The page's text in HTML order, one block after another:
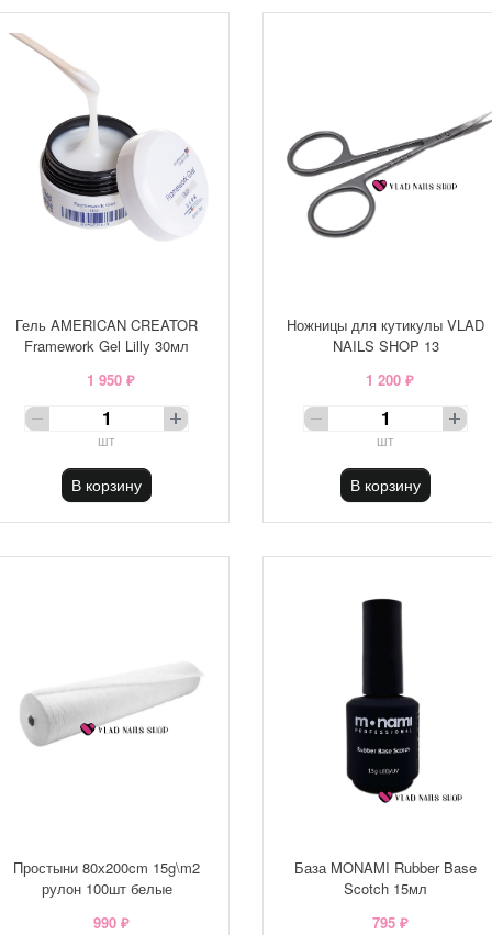
Гель AMERICAN CREATOR
Framework Gel Lilly 30мл
1 950 ₽
шт
В корзину
Ножницы для кутикулы VLAD
NAILS SHOP 13
1 200 ₽
шт
В корзину
Простыни 80х200cm 15g\m2
рулон 100шт белые
990 ₽
База MONAMI Rubber Base
Scotch 15мл
795 ₽